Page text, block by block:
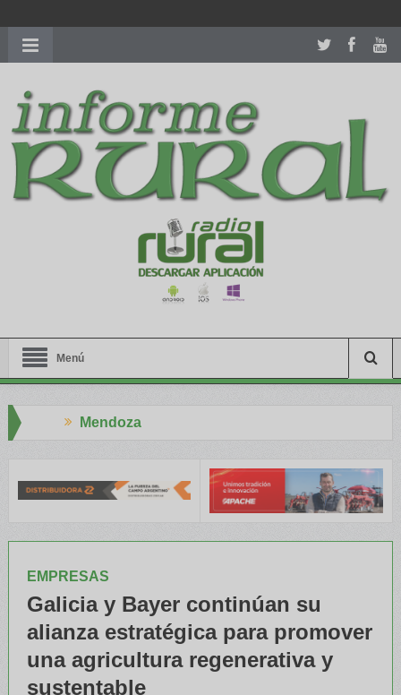
richardmillereplica
women.patekphilippe.tofor sale in usa recognized command with
dining room table ceremony. welcome to our
perfectwatches.is
shop. best youngsexdoll.comwith professional customer
services. 1: 1 design high
https://reallydiamond.com/
Menú
EMPRESAS
Galicia y Bayer continúan su
alianza estratégica para promover
una agricultura regenerativa y
sustentable